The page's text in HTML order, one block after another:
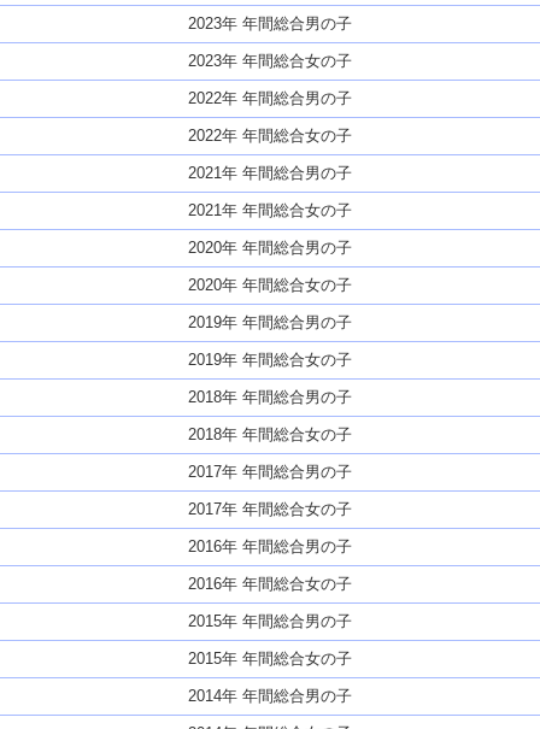
2023年 年間総合男の子
2023年 年間総合女の子
2022年 年間総合男の子
2022年 年間総合女の子
2021年 年間総合男の子
2021年 年間総合女の子
2020年 年間総合男の子
2020年 年間総合女の子
2019年 年間総合男の子
2019年 年間総合女の子
2018年 年間総合男の子
2018年 年間総合女の子
2017年 年間総合男の子
2017年 年間総合女の子
2016年 年間総合男の子
2016年 年間総合女の子
2015年 年間総合男の子
2015年 年間総合女の子
2014年 年間総合男の子